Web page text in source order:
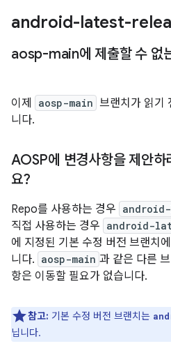
android-latest-
aosp-main에 제출할 수 없
이제 aosp-main 브랜치가 읽기
니다.
AOSP에 변경사항을 제안하
요?
Repo를 사용하는 경우
직접 사용하는 경우 android-
에 지정된 기본 수정 버전 브랜치
니다. aosp-main 과 같은 다른
항은 이동할 필요가 없습니다.
참고: 기본 수정 버전 브랜치는
닙니다.